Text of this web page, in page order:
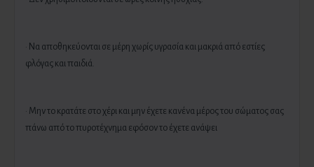
· Να αποθηκεύονται σε μέρη χωρίς υγρασία και μακριά από εστίες
φλόγας και παιδιά.
· Μην το κρατάτε στο χέρι και μην έχετε κανένα μέρος του σώματος σας
πάνω από το πυροτέχνημα εφόσον το έχετε ανάψει